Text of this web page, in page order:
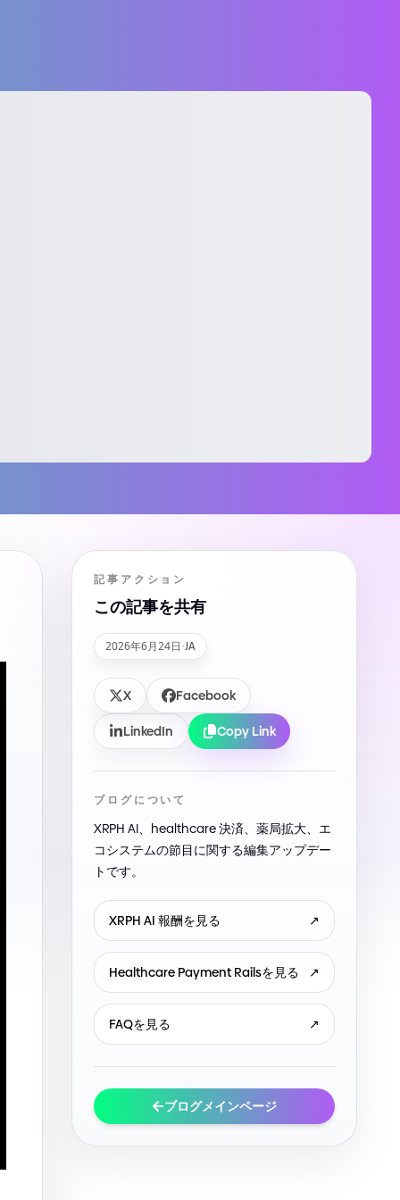
記事アクション
この記事を共有
2026年6月24日·JA
X
Facebook
LinkedIn
Copy Link
ブログについて
XRPH AI、healthcare 決済、薬局拡大、エ
コシステムの節目に関する編集アップデー
トです。
XRPH AI 報酬を見る ↗
Healthcare Payment Railsを見る ↗
FAQを見る ↗
ブログメインページ